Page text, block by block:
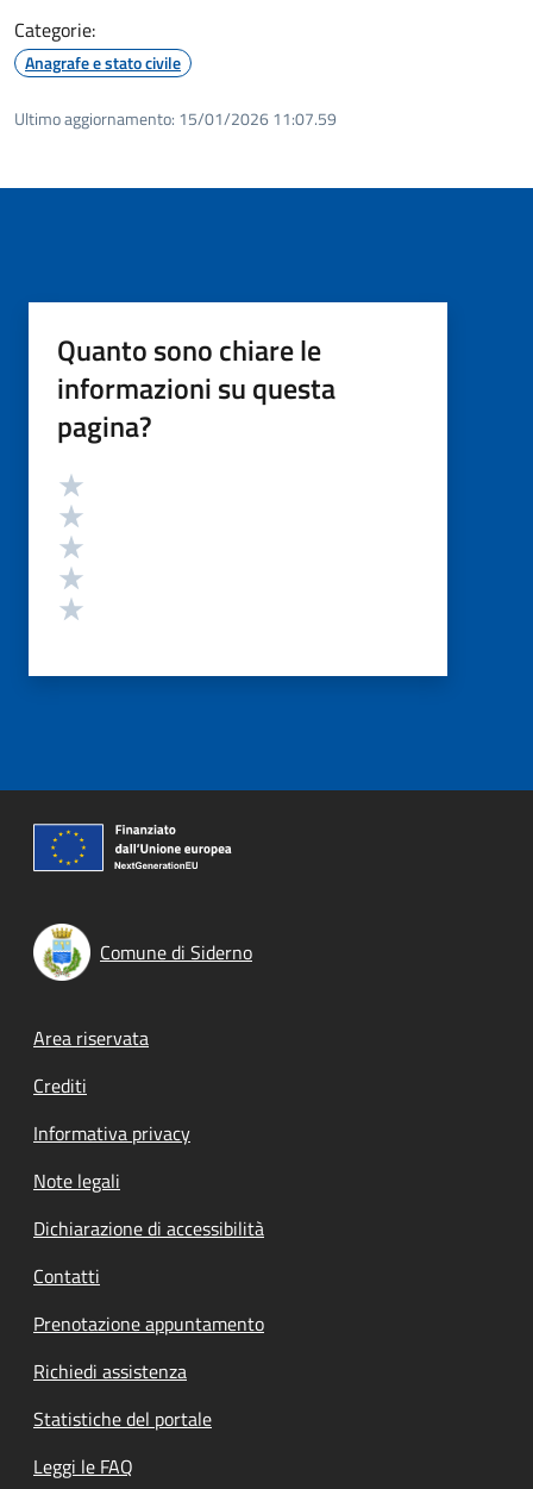
Categorie:
Anagrafe e stato civile
Ultimo aggiornamento: 15/01/2026 11:07.59
Quanto sono chiare le
informazioni su questa
pagina?
Valutazione
Comune di Siderno
Footer menu
Area riservata
Crediti
Informativa privacy
Note legali
Dichiarazione di accessibilità
Contatti
Prenotazione appuntamento
Richiedi assistenza
Statistiche del portale
Leggi le FAQ